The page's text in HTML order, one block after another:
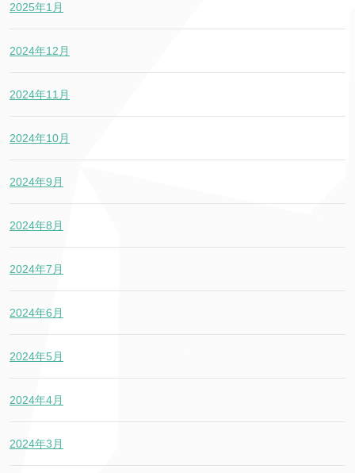
2025年1月
2024年12月
2024年11月
2024年10月
2024年9月
2024年8月
2024年7月
2024年6月
2024年5月
2024年4月
2024年3月